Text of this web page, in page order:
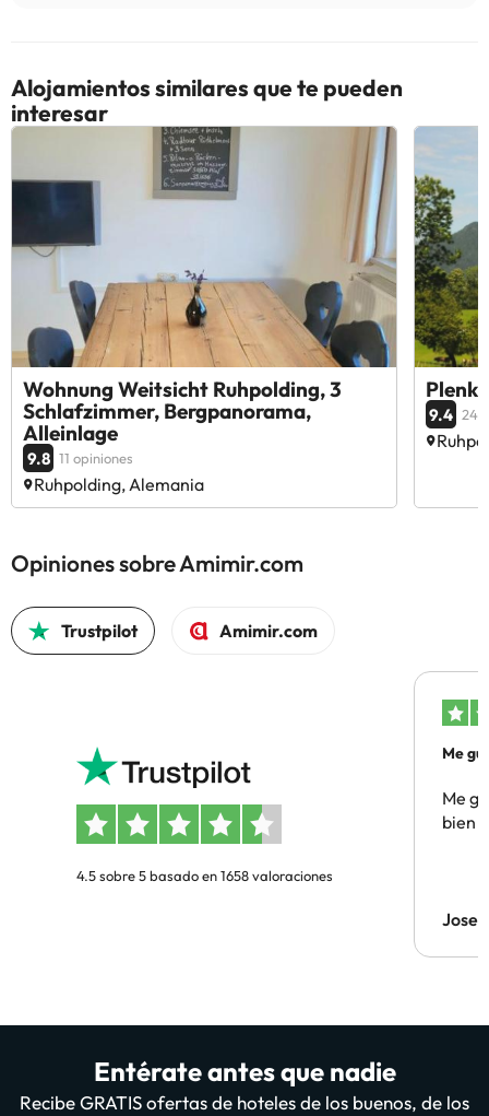
Alojamientos similares que te pueden
interesar
Wohnung Weitsicht Ruhpolding, 3
Schlafzimmer, Bergpanorama,
Alleinlage
9.8 11 opiniones
Ruhpolding, Alemania
9.4 24
Opiniones sobre Amimir.com
Trustpilot Amimir.com
4.5 sobre 5 basado en 1658 valoraciones
Me
Me
bien
Jose
Entérate antes que nadie
Recibe GRATIS ofertas de hoteles de los buenos, de los